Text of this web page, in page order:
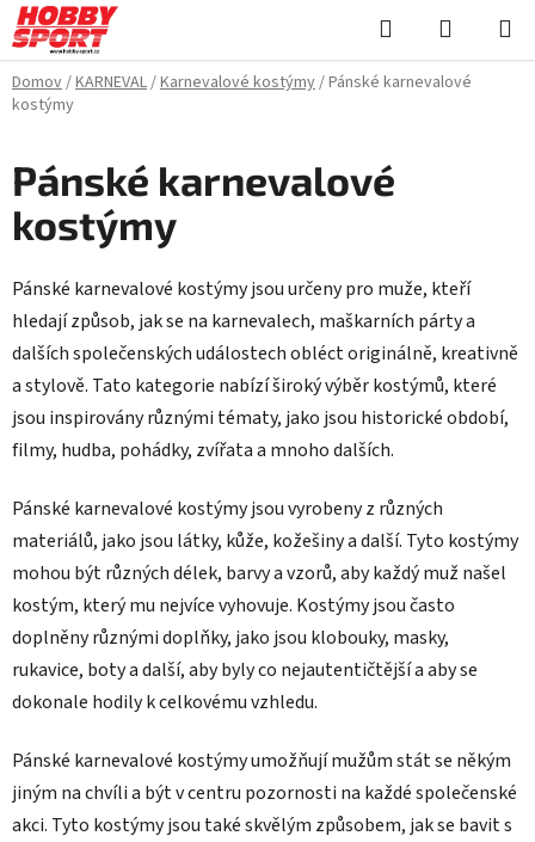
Prejsť
na
obsah
Hľadať
KOŠÍK
Domov/KARNEVAL/Karnevalové kostýmy/Pánské karnevalové
kostýmy
Pánské karnevalové
kostýmy
Pánské karnevalové kostýmy jsou určeny pro muže, kteří
hledají způsob, jak se na karnevalech, maškarních párty a
dalších společenských událostech obléct originálně, kreativně
a stylově. Tato kategorie nabízí široký výběr kostýmů, které
jsou inspirovány různými tématy, jako jsou historické období,
filmy, hudba, pohádky, zvířata a mnoho dalších.
Pánské karnevalové kostýmy jsou vyrobeny z různých
materiálů, jako jsou látky, kůže, kožešiny a další. Tyto kostýmy
mohou být různých délek, barvy a vzorů, aby každý muž našel
kostým, který mu nejvíce vyhovuje. Kostýmy jsou často
doplněny různými doplňky, jako jsou klobouky, masky,
rukavice, boty a další, aby byly co nejautentičtější a aby se
dokonale hodily k celkovému vzhledu.
Pánské karnevalové kostýmy umožňují mužům stát se někým
jiným na chvíli a být v centru pozornosti na každé společenské
akci. Tyto kostýmy jsou také skvělým způsobem, jak se bavit s